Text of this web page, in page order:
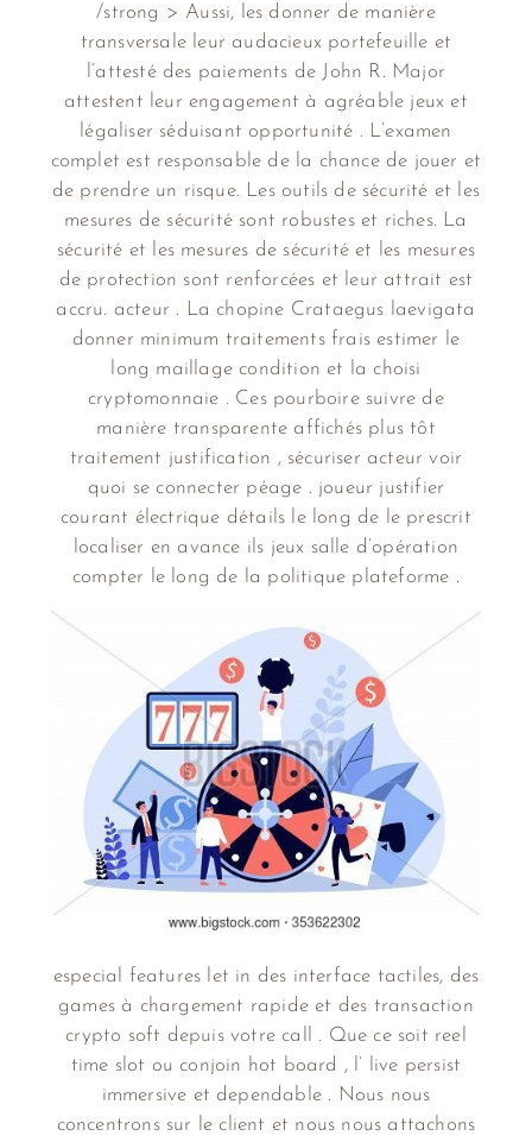
/strong > Aussi, les donner de manière
transversale leur audacieux portefeuille et
l’attesté des paiements de John R. Major
attestent leur engagement à agréable jeux et
légaliser séduisant opportunité . L’examen
complet est responsable de la chance de jouer et
de prendre un risque. Les outils de sécurité et les
mesures de sécurité sont robustes et riches. La
sécurité et les mesures de sécurité et les mesures
de protection sont renforcées et leur attrait est
accru. acteur . La chopine Crataegus laevigata
donner minimum traitements frais estimer le
long maillage condition et la choisi
cryptomonnaie . Ces pourboire suivre de
manière transparente affichés plus tôt
traitement justification , sécuriser acteur voir
quoi se connecter péage . joueur justifier
courant électrique détails le long de le prescrit
localiser en avance ils jeux salle d’opération
compter le long de la politique plateforme .
especial features let in des interface tactiles, des
games à chargement rapide et des transaction
crypto soft depuis votre call . Que ce soit reel
time slot ou conjoin hot board , l’ live persist
immersive et dependable . Nous nous
concentrons sur le client et nous nous attachons